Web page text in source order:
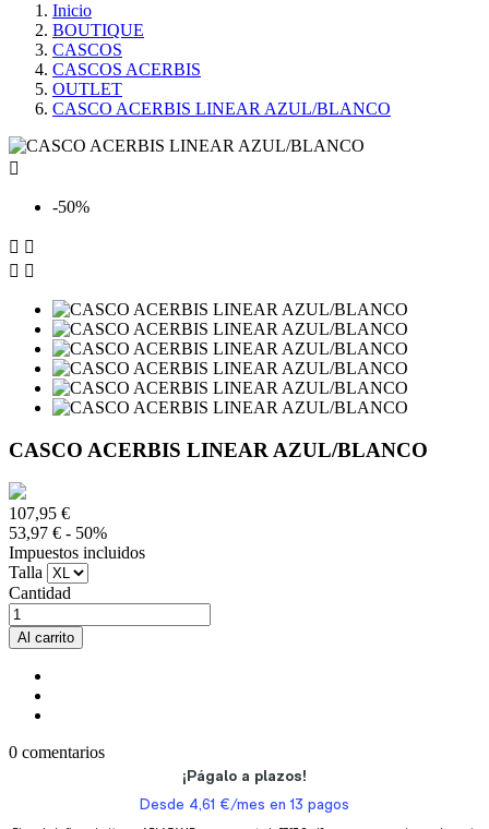
Inicio
BOUTIQUE
CASCOS
CASCOS ACERBIS
OUTLET
CASCO ACERBIS LINEAR AZUL/BLANCO

-50%
 
 
CASCO ACERBIS LINEAR AZUL/BLANCO
107,95 €
53,97 € - 50%
Impuestos incluidos
Talla
Cantidad
Al carrito
0 comentarios